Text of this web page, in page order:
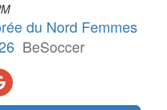
du Nord Femmes
BeSoccer